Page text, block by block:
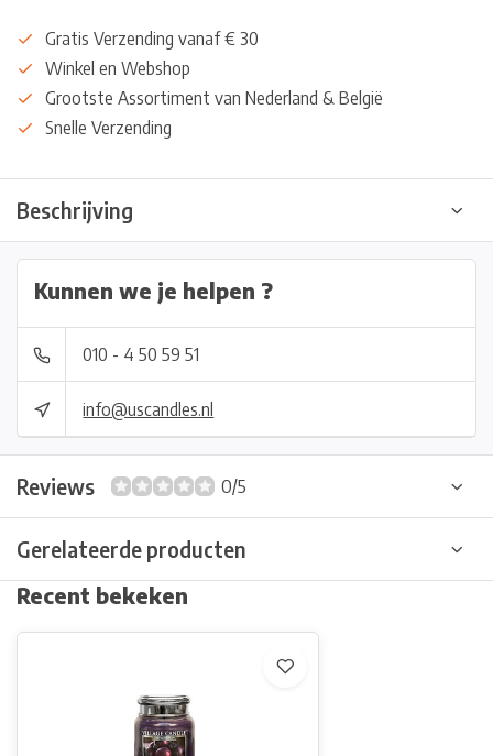
Gratis Verzending vanaf € 30
Winkel en Webshop
Grootste Assortiment van Nederland & België
Snelle Verzending
Beschrijving
Kunnen we je helpen ?
010 - 4 50 59 51
info@uscandles.nl
Reviews 0/5
Gerelateerde producten
Recent bekeken